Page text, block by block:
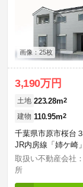
画像：25枚
3,190万円
土地 223.28m2
建物 110.95m2
千葉県市原市桜台３
JR内房線「姉ケ崎
取扱い不動産会社
所